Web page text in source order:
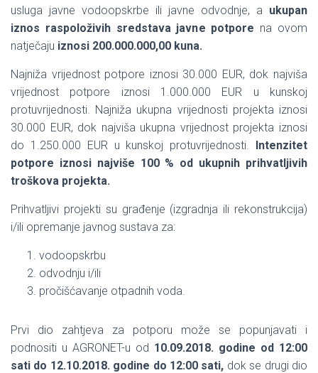
usluga javne vodoopskrbe ili javne odvodnje, a ukupan
iznos raspoloživih sredstava javne potpore na ovom
natječaju iznosi 200.000.000,00 kuna.
Najniža vrijednost potpore iznosi 30.000 EUR, dok najviša
vrijednost potpore iznosi 1.000.000 EUR u kunskoj
protuvrijednosti. Najniža ukupna vrijednosti projekta iznosi
30.000 EUR, dok najviša ukupna vrijednost projekta iznosi
do 1.250.000 EUR u kunskoj protuvrijednosti. Intenzitet
potpore iznosi najviše 100 % od ukupnih prihvatljivih
troškova projekta.
Prihvatljivi projekti su građenje (izgradnja ili rekonstrukcija)
i/ili opremanje javnog sustava za:
vodoopskrbu
odvodnju i/ili
pročišćavanje otpadnih voda.
Prvi dio zahtjeva za potporu može se popunjavati i
podnositi u AGRONET-u od 10.09.2018. godine od 12:00
sati do 12.10.2018. godine do 12:00 sati, dok se drugi dio